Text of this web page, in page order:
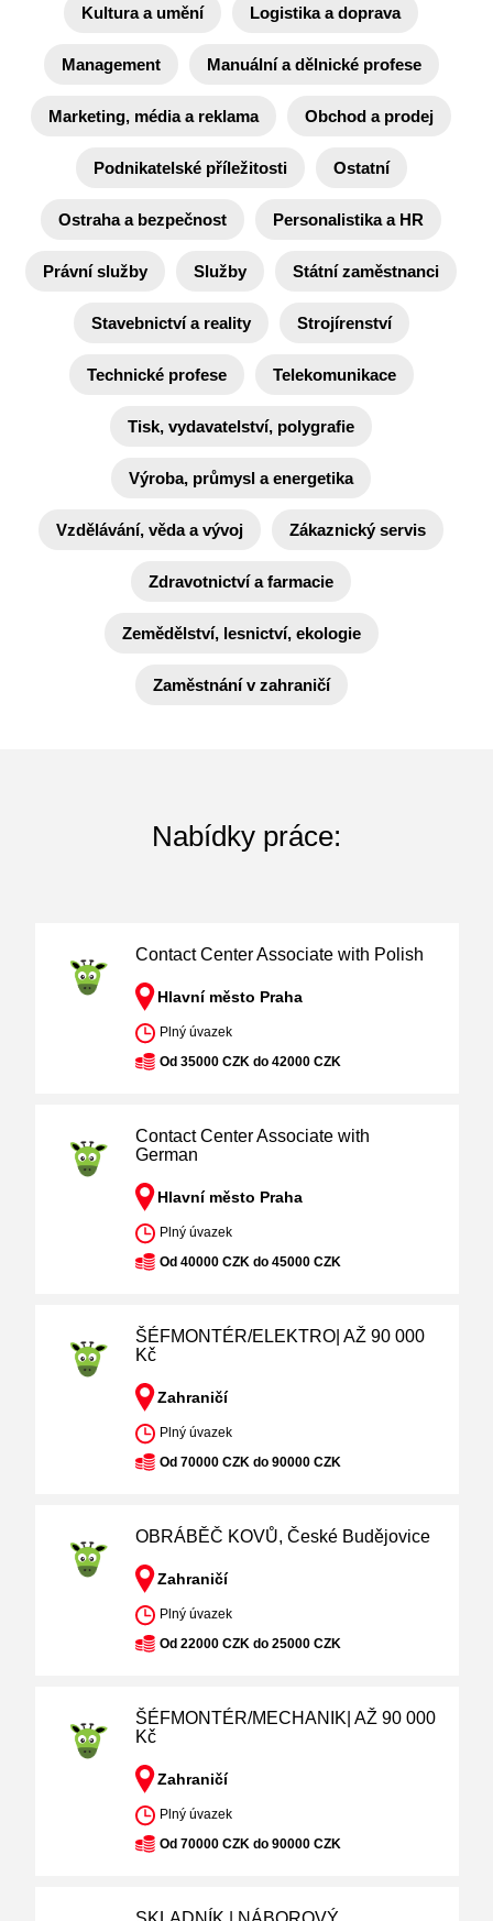
Kultura a umění Logistika a doprava
Management Manuální a dělnické profese
Marketing, média a reklama Obchod a prodej
Podnikatelské příležitosti Ostatní
Ostraha a bezpečnost Personalistika a HR
Právní služby Služby Státní zaměstnanci
Stavebnictví a reality Strojírenství
Technické profese Telekomunikace
Tisk, vydavatelství, polygrafie
Výroba, průmysl a energetika
Vzdělávání, věda a vývoj Zákaznický servis
Zdravotnictví a farmacie
Zemědělství, lesnictví, ekologie
Zaměstnání v zahraničí
Nabídky práce:
Contact Center Associate with Polish
Hlavní město Praha
Plný úvazek
Od 35000 CZK do 42000 CZK
Contact Center Associate with
German
Hlavní město Praha
Plný úvazek
Od 40000 CZK do 45000 CZK
ŠÉFMONTÉR/ELEKTRO| AŽ 90 000
Kč
Zahraničí
Plný úvazek
Od 70000 CZK do 90000 CZK
OBRÁBĚČ KOVŮ, České Budějovice
Zahraničí
Plný úvazek
Od 22000 CZK do 25000 CZK
ŠÉFMONTÉR/MECHANIK| AŽ 90 000
Kč
Zahraničí
Plný úvazek
Od 70000 CZK do 90000 CZK